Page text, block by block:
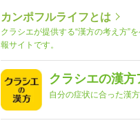
カンポフルライフとは
クラシエが提供する“漢方の考え方”
報サイトです。
クラシエの漢方
自分の症状に合った漢